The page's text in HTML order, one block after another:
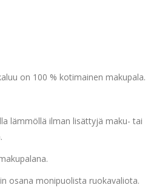
on 100 % kotimainen makupala.
lämmöllä ilman lisättyjä maku- tai
osana monipuolista ruokavaliota.